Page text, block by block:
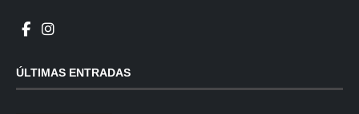
ÚLTIMAS ENTRADAS